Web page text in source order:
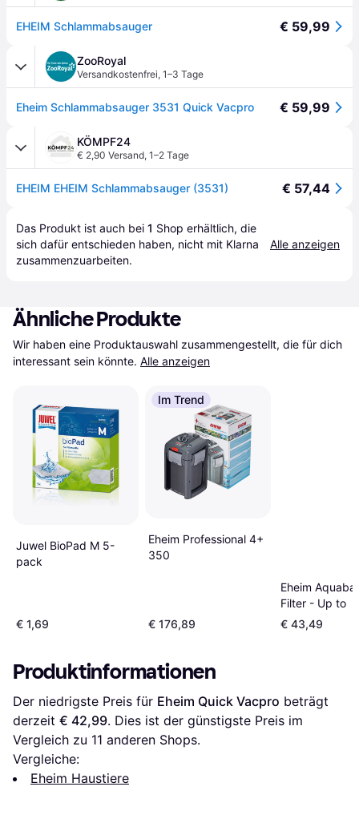
EHEIM Schlammabsauger € 59,99
ZooRoyal
Versandkostenfrei, 1–3 Tage
Eheim Schlammabsauger 3531 Quick Vacpro € 59,99
KÖMPF24
€ 2,90 Versand, 1–2 Tage
EHEIM EHEIM Schlammabsauger (3531) € 57,44
Das Produkt ist auch bei 1 Shop erhältlich, die
sich dafür entschieden haben, nicht mit Klarna
zusammenzuarbeiten.
Alle anzeigen
Ähnliche Produkte
Wir haben eine Produktauswahl zusammengestellt, die für dich
interessant sein könnte. Alle anzeigen
Juwel BioPad M 5-
pack
€ 1,69
Im Trend
Eheim Professional 4+
350
€ 176,89
Eheim
Filter - Up to
€ 43,49
Produktinformationen
Der niedrigste Preis für Eheim Quick Vacpro beträgt
derzeit € 42,99. Dies ist der günstigste Preis im
Vergleich zu 11 anderen Shops.
Vergleiche:
Eheim Haustiere